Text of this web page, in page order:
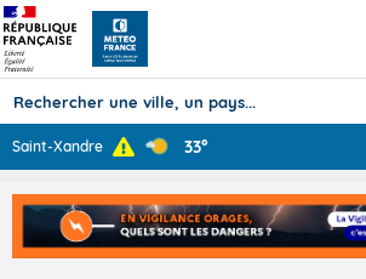
Prévisions
TOUS LES RÉSULTATS
Saint-Xandre 33°